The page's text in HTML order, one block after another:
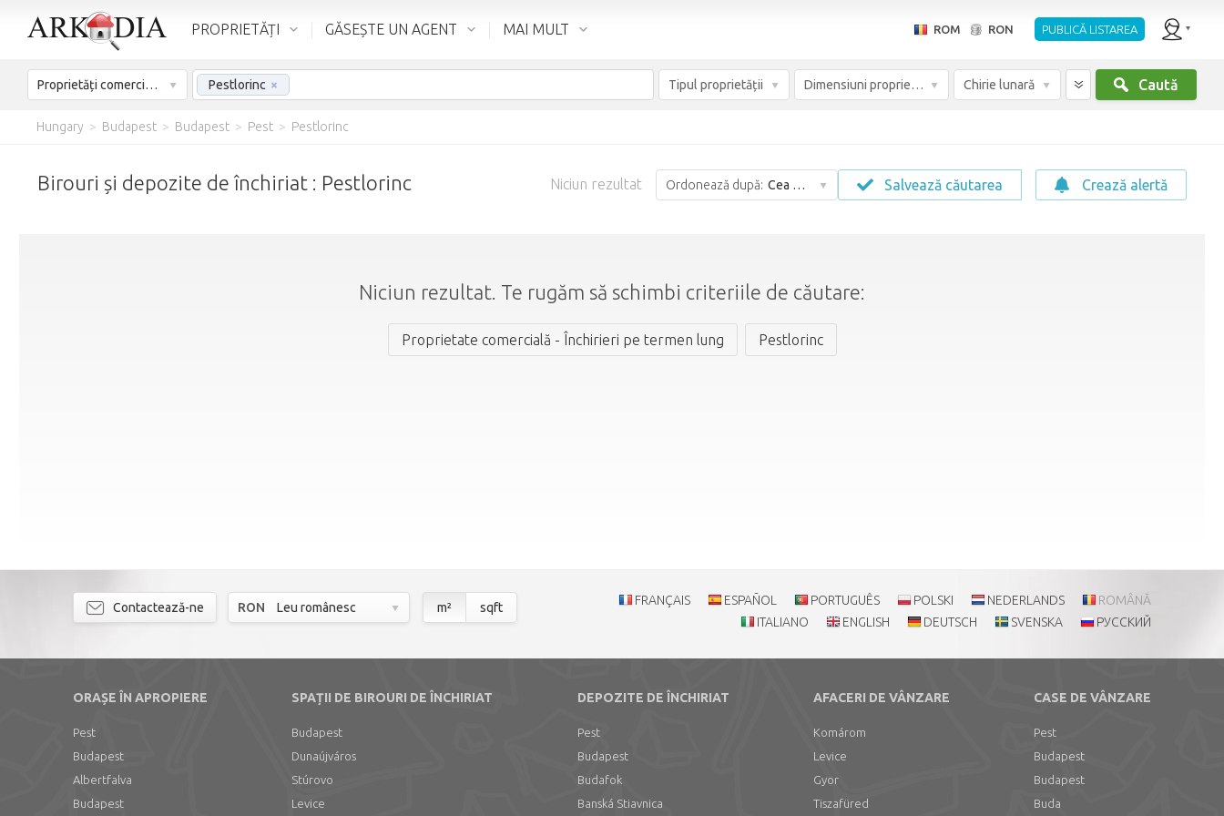
PROPRIETĂȚI GĂSEȘTE UN AGENT MAI MULT ROM RON PUBLICĂ LISTAREA
Proprietăți comerciale – De închiriat Pestlorinc × Tipul proprietății Dimensiuni proprietate Chirie lunară Caută
Hungary > Budapest > Budapest > Pest > Pestlorinc
Birouri și depozite de închiriat : Pestlorinc Niciun rezultat Ordonează după: Cea mai bună potrivire Salvează căutarea Crează alertă
Niciun rezultat. Te rugăm să schimbi criteriile de căutare:
Proprietate comercială - Închirieri pe termen lung Pestlorinc
Contactează-ne RON Leu românesc m² sqft FRANÇAIS ESPAÑOL PORTUGUÊS POLSKI NEDERLANDS
ROMÂNĂ
ITALIANO
ENGLISH DEUTSCH SVENSKA РУССКИЙ
ORAȘE ÎN APROPIERE
Pest
Budapest
Albertfalva
Budapest
SPAȚII DE BIROURI DE ÎNCHIRIAT
Budapest
Dunaújváros
Stúrovo
Levice
DEPOZITE DE ÎNCHIRIAT
Pest
Budapest
Budafok
Banská Stiavnica
AFACERI DE VÂNZARE
Komárom
Levice
Gyor
Tiszafüred
CASE DE VÂNZARE
Pest
Budapest
Budapest
Buda